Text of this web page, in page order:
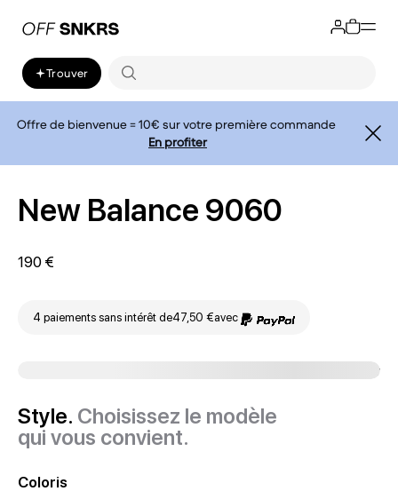
Trouver
Offre de bienvenue = 10€ sur votre première commande
En profiter
New Balance 9060
190 €
4 paiements sans intérêt de47,50 €avec
Style. Choisissez le modèle
qui vous convient.
Coloris